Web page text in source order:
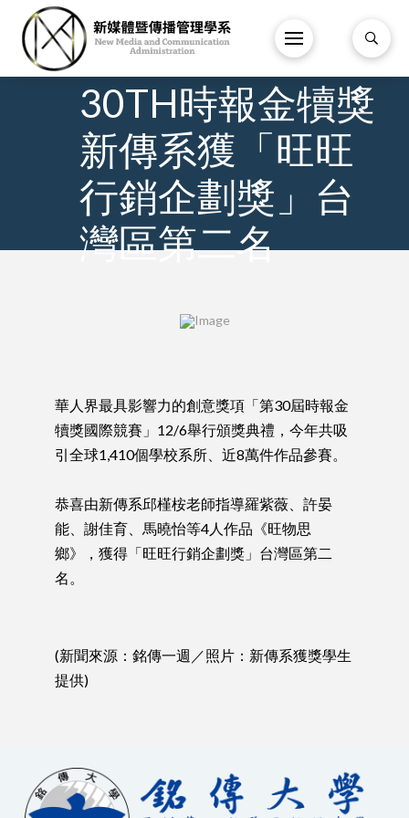
3 月 /
2021.12.15
30TH時報金犢獎
新傳系獲「旺旺
行銷企劃獎」台
灣區第二名
華人界最具影響力的創意獎項「第30屆時報金
犢獎國際競賽」12/6舉行頒獎典禮，今年共吸
引全球1,410個學校系所、近8萬件作品參賽。
恭喜由新傳系邱槿桉老師指導羅紫薇、許晏
能、謝佳育、馬曉怡等4人作品《旺物思
鄉》，獲得「旺旺行銷企劃獎」台灣區第二
名。
(新聞來源：銘傳一週／照片：新傳系獲獎學生
提供)